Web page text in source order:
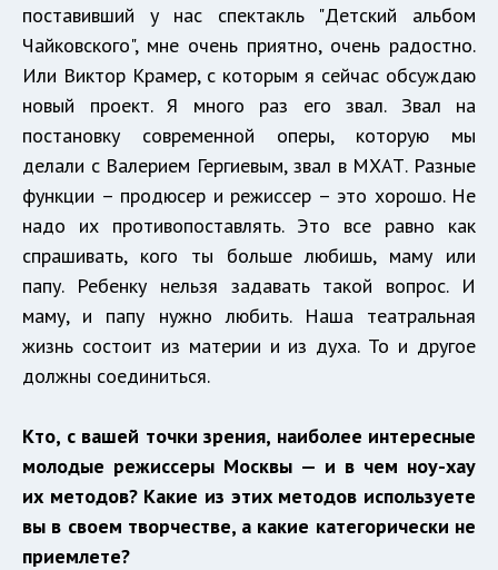
поставивший у нас спектакль "Детский альбом
Чайковского", мне очень приятно, очень радостно.
Или Виктор Крамер, с которым я сейчас обсуждаю
новый проект. Я много раз его звал. Звал на
постановку современной оперы, которую мы
делали с Валерием Гергиевым, звал в МХАТ. Разные
функции – продюсер и режиссер – это хорошо. Не
надо их противопоставлять. Это все равно как
спрашивать, кого ты больше любишь, маму или
папу. Ребенку нельзя задавать такой вопрос. И
маму, и папу нужно любить. Наша театральная
жизнь состоит из материи и из духа. То и другое
должны соединиться.
Кто, с вашей точки зрения, наиболее интересные
молодые режиссеры Москвы — и в чем ноу-хау
их методов? Какие из этих методов используете
вы в своем творчестве, а какие категорически не
приемлете?